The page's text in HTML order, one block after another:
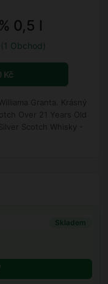
0,5 l
Obchod)
Kč
Granta. Krásný
Over 21 Years Old
Scotch Whisky -
Skladem